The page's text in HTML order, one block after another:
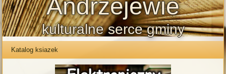
Andrzejewie
kulturalne serce gminy
Katalog ksiazek